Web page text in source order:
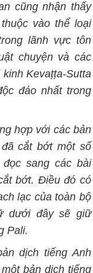
cũng nhận thấy
vào thể loại
lãnh vực tôn
chuyện và các
Kevaṭṭa-Sutta
đáo nhất trong
hợp với các bản
cắt bớt một số
sang các bài
bớt. Điều đó có
lạc của toàn bộ
dưới đây sẽ giữ
Pali.
dịch tiếng Anh
bản dịch tiếng